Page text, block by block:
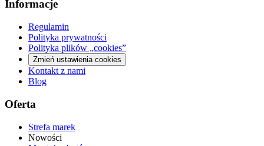
Informacje
Regulamin
Polityka prywatności
Polityka plików „cookies”
Zmień ustawienia cookies
Kontakt z nami
Blog
Oferta
Strefa marek
Nowości